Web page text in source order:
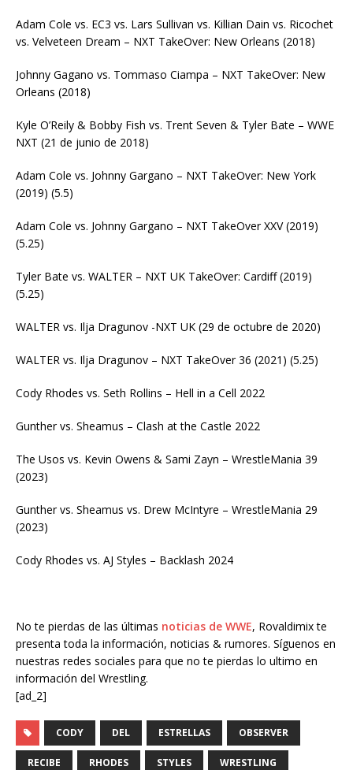
Adam Cole vs. EC3 vs. Lars Sullivan vs. Killian Dain vs. Ricochet
vs. Velveteen Dream – NXT TakeOver: New Orleans (2018)
Johnny Gagano vs. Tommaso Ciampa – NXT TakeOver: New
Orleans (2018)
Kyle O’Reily & Bobby Fish vs. Trent Seven & Tyler Bate – WWE
NXT (21 de junio de 2018)
Adam Cole vs. Johnny Gargano – NXT TakeOver: New York
(2019) (5.5)
Adam Cole vs. Johnny Gargano – NXT TakeOver XXV (2019)
(5.25)
Tyler Bate vs. WALTER – NXT UK TakeOver: Cardiff (2019)
(5.25)
WALTER vs. Ilja Dragunov -NXT UK (29 de octubre de 2020)
WALTER vs. Ilja Dragunov – NXT TakeOver 36 (2021) (5.25)
Cody Rhodes vs. Seth Rollins – Hell in a Cell 2022
Gunther vs. Sheamus – Clash at the Castle 2022
The Usos vs. Kevin Owens & Sami Zayn – WrestleMania 39
(2023)
Gunther vs. Sheamus vs. Drew McIntyre – WrestleMania 29
(2023)
Cody Rhodes vs. AJ Styles – Backlash 2024
No te pierdas de las últimas noticias de WWE, Rovaldimix te
presenta toda la información, noticias & rumores. Síguenos en
nuestras redes sociales para que no te pierdas lo ultimo en
información del Wrestling.
[ad_2]
CODY DEL ESTRELLAS OBSERVER
RECIBE RHODES STYLES WRESTLING